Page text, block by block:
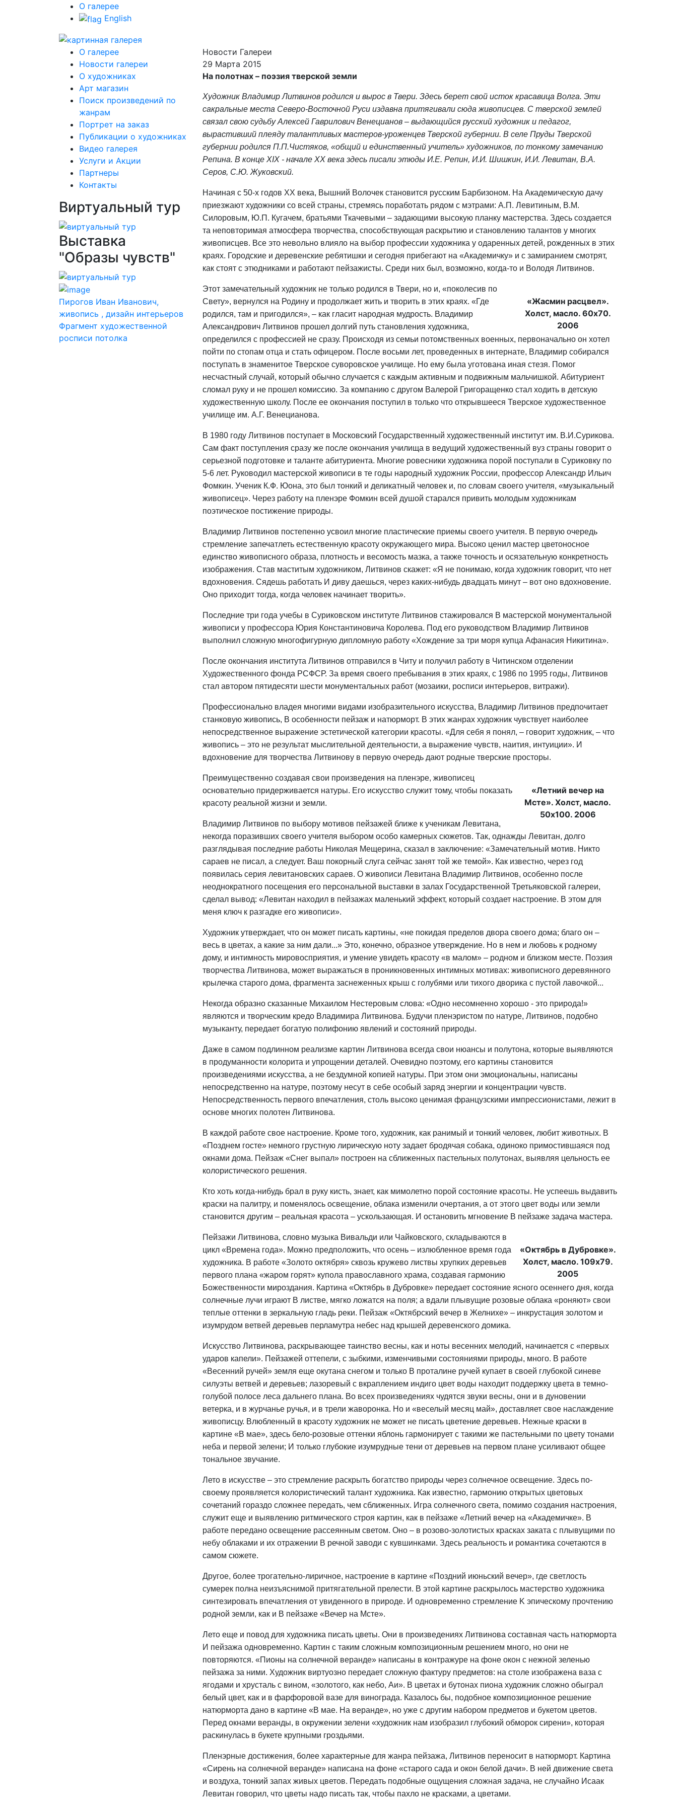
О галерее
English
О галерее
Новости галереи
О художниках
Арт магазин
Поиск произведений по
жанрам
Портрет на заказ
Публикации о художниках
Видео галерея
Услуги и Акции
Партнеры
Контакты
Виртуальный тур
Выставка
"Образы чувств"
Пирогов Иван Иванович,
живопись , дизайн интерьеров
Фрагмент художественной
росписи потолка
Новости Галереи
29 Марта 2015
На полотнах – поэзия тверской земли
Художник Владимир Литвинов родился и вырос в Твери. Здесь берет свой исток красавица Волга. Эти
сакральные места Северо-Восточной Руси издавна притягивали сюда живописцев. С тверской землей
связал свою судьбу Алексей Гаврилович Венецианов – выдающийся русский художник и педагог,
вырастивший плеяду талантливых мастеров-уроженцев Тверской губернии. В селе Пруды Тверской
губернии родился П.П.Чистяков, «общий и единственный учитель» художников, по тонкому замечанию
Репина. В конце ХIХ - начале ХХ века здесь писали этюды И.Е. Репин, И.И. Шишкин, И.И. Левитан, В.А.
Серов, С.Ю. Жуковский.
Начиная с 50-х годов ХХ века, Вышний Волочек становится русским Барбизоном. На Академическую дачу
приезжают художники со всей страны, стремясь поработать рядом с мэтрами: А.П. Левитиным, В.М.
Силоровым, Ю.П. Кугачем, братьями Ткачевыми – задающими высокую планку мастерства. Здесь создается
та неповторимая атмосфера творчества, способствующая раскрытию и становлению талантов у многих
живописцев. Все это невольно влияло на выбор профессии художника у одаренных детей, рожденных в этих
краях. Городские и деревенские ребятишки и сегодня прибегают на «Академичку» и с замиранием смотрят,
как стоят с этюдниками и работают пейзажисты. Среди них был, возможно, когда-то и Володя Литвинов.
«Жасмин расцвел».
Холст, масло. 60х70.
2006
Этот замечательный художник не только poдился в Твери, но и, «поколесив по
Свету», вернулся на Родину и продолжает жить и творить в этих краях. «Где
родился, там и пригодился», – как гласит народная мудрость. Владимир
Александрович Литвинов прошел долгий путь становления художника,
определился с профессией не сразу. Происходя из семьи потомственных военных, первоначально он хотел
пойти по стопам отца и стать офицером. После восьми лет, проведенных в интернате, Владимир собирался
поступать в знаменитое Тверское суворовское училище. Но ему была уготована иная стезя. Помог
несчастный случай, который обычно случается с каждым активным и подвижным мальчишкой. Абитуриент
сломал руку и не прошел комиссию. За компанию с другом Валерой Григоращенко стал ходить в детскую
художественную школу. После ее окончания поступил в только что открывшееся Тверское художественное
училище им. А.Г. Венецианова.
В 1980 году Литвинов поступает в Московский Государственный художественный институт им. В.И.Сурикова.
Сам факт поступления сразу же после окончания училища в ведущий художественный вуз страны говорит о
серьезной подготовке и таланте абитуриента. Многие ровесники художника порой поступали в Суриковку по
5-6 лет. Руководил мастерской живописи в те годы народный художник России, профессор Александр Ильич
Фомкин. Ученик К.Ф. Юона, это был тонкий и деликатный человек и, по словам своего учителя, «музыкальный
живописец». Через работу на пленэре Фомкин всей душой старался привить молодым художникам
поэтическое постижение природы.
Владимир Литвинов постепенно усвоил многие пластические приемы своего учителя. В первую очередь
стремление запечатлеть естественную красоту окружающего мира. Высоко ценил мастер цветоносное
единство живописного образа, плотность и весомость мазка, а также точность и осязательную конкретность
изображения. Став маститым художником, Литвинов скажет: «Я не понимаю, когда художник говорит, что нет
вдохновения. Сядешь работать И диву даешься, через каких-нибудь двадцать минут – вот оно вдохновение.
Оно приходит тогда, когда человек начинает творить».
Последние три года учебы в Суриковском институте Литвинов стажировался B мастерской монументальной
живописи у профессора Юрия Константиновича Королева. Под его руководством Владимир Литвинов
выполнил сложную многофигурную дипломную работу «Хождение за три моря купца Афанасия Никитина».
После окончания института Литвинов отправился в Читу и получил работу в Читинском отделении
Художественного фонда РСФСР. За время своего пребывания в этих краях, с 1986 по 1995 годы, Литвинов
стал автором пятидесяти шести монументальных работ (мозаики, росписи интерьеров, витражи).
Профессионально владея многими видами изобразительного искусства, Владимир Литвинов предпочитает
станковую живопись, B особенности пейзаж и натюрморт. В этих жанрах художник чувствует наиболее
непосредственное выражение эстетической категории красоты. «Для себя я понял, – говорит художник, – что
живопись – это не результат мыслительной деятельности, а выражение чувств, наития, интуиции». И
вдохновение для творчества Литвинову в первую очередь дают родные тверские просторы.
«Летний вечер на
Мсте». Холст, масло.
50х100. 2006
Преимущественно создавая свои произведения на пленэре, живописец
основательно придерживается натуры. Его искусство служит тому, чтобы показать
красоту реальной жизни и земли.
Владимир Литвинов по выбору мотивов пейзажей ближе к ученикам Левитана,
некогда поразивших своего учителя выбором особо камерных сюжетов. Так, однажды Левитан, долго
разглядывая последние работы Николая Мещерина, сказал в заключение: «Замечательный мотив. Никто
сараев не писал, а следует. Ваш покорный слуга сейчас занят той же темой». Как известно, через год
появилась серия левитановских сараев. О живописи Левитана Владимир Литвинов, особенно после
неоднократного посещения его персональной выставки в залах Государственной Третьяковской галереи,
сделал вывод: «Левитан находил в пейзажах маленький эффект, который создает настроение. В этом для
меня ключ к разгадке его живописи».
Художник утверждает, что он может писать картины, «не покидая пределов двора своего дома; благо он –
весь в цветах, а какие за ним дали...» Это, конечно, образное утверждение. Но в нем и любовь к родному
дому, и интимность мировосприятия, и умение увидеть красоту «в малом» – родном и близком месте. Поэзия
творчества Литвинова, может выражаться в проникновенных интимных мотивах: живописного деревянного
крылечка старого дома, фрагмента заснеженных крыш с голубями или тихого дворика с пустой лавочкой...
Некогда образно сказанные Михаилом Нестеровым слова: «Одно несомненно хорошо - это природа!»
являются и творческим кредо Владимира Литвинова. Будучи пленэристом по натуре, Литвинов, подобно
музыканту, передает богатую полифонию явлений и состояний природы.
Даже в самом подлинном реализме картин Литвинова всегда свои нюансы и полутона, которые выявляются
в продуманности колорита и упрощении деталей. Очевидно поэтому, его картины становится
произведениями искусства, а не бездумной копией натуры. При этом они эмоциональны, написаны
непосредственно на натуре, поэтому несут в себе особый заряд энергии и концентрации чувств.
Непосредственность первого впечатления, столь высоко ценимая французскими импрессионистами, лежит в
основе многих полотен Литвинова.
В каждой работе свое настроение. Кроме того, художник, как ранимый и тонкий человек, любит животных. В
«Позднем госте» немного грустную лирическую ноту задает бродячая собака, одиноко примостившаяся под
окнами дома. Пейзаж «Снег выпал» построен на сближенных пастельных полутонах, выявляя цельность ее
колористического решения.
Кто хоть когда-нибудь брал в руку кисть, знает, как мимолетно порой состояние красоты. Не успеешь выдавить
краски на палитру, и поменялось освещение, облака изменили очертания, а от этого цвет воды или земли
становится другим – реальная красота – ускользающая. И остановить мгновение B пейзаже задача мастера.
«Октябрь в Дубровке».
Холст, масло. 109х79.
2005
Пейзажи Литвинова, словно музыка Вивальди или Чайковского, складываются в
цикл «Времена года». Можно предположить, что осень – излюбленное время года
художника. В работе «Золото октября» сквозь кружево листвы хрупких деревьев
первого плана «жаром горят» купола православного храма, создавая гармонию
Божественности мироздания. Картина «Октябрь в Дубровке» передает состояние ясного осеннего дня, когда
солнечные лучи играют B листве, мягко ложатся на поля; а вдали плывущие розовые облака «роняют» свои
теплые оттенки в зеркальную гладь реки. Пейзаж «Октябрский вечер в Желнихе» – инкрустация золотом и
изумрудом ветвей деревьев перламутра небес над крышей деревенского домика.
Искусство Литвинова, раскрывающее таинство весны, как и ноты весенних мелодий, начинается с «первых
ударов капели». Пейзажей оттепели, с зыбкими, изменчивыми состояниями природы, много. В работе
«Весенний ручей» земля еще окутана снегом и только B проталине ручей купает в своей глубокой синеве
силуэты ветвей и деревьев; лазоревый с вкраплением индиго цвет воды находит поддержку цвета в темно-
голубой полосе леса дальнего плана. Во всех произведениях чудятся звуки весны, они и в дуновении
ветерка, и в журчанье ручья, и в трели жаворонка. Но и «веселый месяц май», доставляет свое наслаждение
живописцу. Влюбленный в красоту художник не может не писать цветение деревьев. Нежные краски в
картине «В мае», здесь бело-розовые оттенки яблонь гармонирует с такими же пастельными по цвету тонами
неба и первой зелени; И только глубокие изумрудные тени от деревьев на первом плане усиливают общее
тональное звучание.
Лето в искусстве – это стремление раскрыть богатство природы через солнечное освещение. Здесь по-
своему проявляется колористический талант художника. Как известно, гармонию открытых цветовых
сочетаний гораздо сложнее передать, чем сближенных. Игра солнечного света, помимо создания настроения,
служит еще и выявлению ритмического строя картин, как в пейзаже «Летний вечер на «Академичке». В
работе передано освещение рассеянным светом. Оно – в розово-золотистых красках заката с плывущими по
небу облаками и их отражении B речной заводи с кувшинками. Здесь реальность и романтика сочетаются в
самом сюжете.
Другое, более трогательно-лиричное, настроение в картине «Поздний июньский вечер», где светлость
сумерек полна неизъяснимой притягательной прелести. В этой картине раскрылось мастерство художника
синтезировать впечатления от увиденного в природе. И одновременно стремление K эпическому прочтению
родной земли, как и B пейзаже «Вечер на Мсте».
Лето еще и повод для художника писать цветы. Они в произведениях Литвинова составная часть натюрморта
И пейзажа одновременно. Картин с таким сложным композиционным решением много, но они не
повторяются. «Пионы на солнечной веранде» написаны в контражуре на фоне окон с нежной зеленью
пейзажа за ними. Художник виртуозно передает сложную фактуру предметов: на столе изображена ваза с
ягодами и хрусталь с вином, «золотого, как небо, Аи». В цветах и бутонах пиона художник сложно обыграл
белый цвет, как и в фарфоровой вазе для винограда. Казалось бы, подобное композиционное решение
натюрморта дано в картине «В мае. На веранде», но уже с другим набором предметов и букетом цветов.
Перед окнами веранды, в окружении зелени «художник нам изобразил глубокий обморок сирени», которая
раскинулась в букете крупными гроздьями.
Пленэрные достижения, более характерные для жанра пейзажа, Литвинов переносит в натюрморт. Картина
«Сирень на солнечной веранде» написана на фоне «старого сада и окон белой дачи». В ней движение света
и воздуха, тонкий запах живых цветов. Передать подобные ощущения сложная задача, не случайно Исаак
Левитан говорил, что цветы надо писать так, чтобы пахло не красками, а цветами.